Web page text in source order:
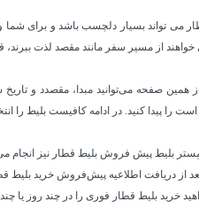
می تواند بسیار دلچسب باشد و برای
خواهند از مسیر سفر مانند مقصد لذت
همین صفحه می‌توانید مبدا، مقصدد و
را پیدا کنید. در ادامه کافیست بلیط
بلیط پیش فروش بلیط قطار نیز انجام
از دریافت اطلاعیه پیش‌فروش خرید بلیط
خرید بلیط قطار فوری را در چند روز یا